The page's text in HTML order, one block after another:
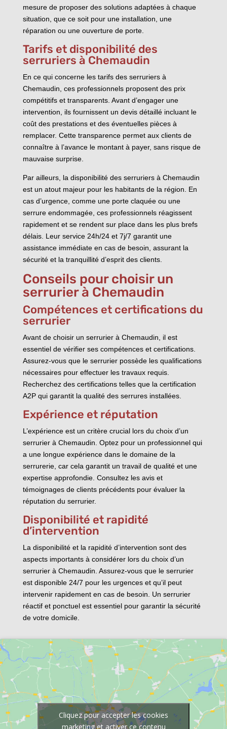
mesure de proposer des solutions adaptées à chaque
situation, que ce soit pour une installation, une
réparation ou une ouverture de porte.
Tarifs et disponibilité des
serruriers à Chemaudin
En ce qui concerne les tarifs des serruriers à
Chemaudin, ces professionnels proposent des prix
compétitifs et transparents. Avant d’engager une
intervention, ils fournissent un devis détaillé incluant le
coût des prestations et des éventuelles pièces à
remplacer. Cette transparence permet aux clients de
connaître à l’avance le montant à payer, sans risque de
mauvaise surprise.
Par ailleurs, la disponibilité des serruriers à Chemaudin
est un atout majeur pour les habitants de la région. En
cas d’urgence, comme une porte claquée ou une
serrure endommagée, ces professionnels réagissent
rapidement et se rendent sur place dans les plus brefs
délais. Leur service 24h/24 et 7j/7 garantit une
assistance immédiate en cas de besoin, assurant la
sécurité et la tranquillité d’esprit des clients.
Conseils pour choisir un
serrurier à Chemaudin
Compétences et certifications du
serrurier
Avant de choisir un serrurier à Chemaudin, il est
essentiel de vérifier ses compétences et certifications.
Assurez-vous que le serrurier possède les qualifications
nécessaires pour effectuer les travaux requis.
Recherchez des certifications telles que la certification
A2P qui garantit la qualité des serrures installées.
Expérience et réputation
L’expérience est un critère crucial lors du choix d’un
serrurier à Chemaudin. Optez pour un professionnel qui
a une longue expérience dans le domaine de la
serrurerie, car cela garantit un travail de qualité et une
expertise approfondie. Consultez les avis et
témoignages de clients précédents pour évaluer la
réputation du serrurier.
Disponibilité et rapidité
d’intervention
La disponibilité et la rapidité d’intervention sont des
aspects importants à considérer lors du choix d’un
serrurier à Chemaudin. Assurez-vous que le serrurier
est disponible 24/7 pour les urgences et qu’il peut
intervenir rapidement en cas de besoin. Un serrurier
réactif et ponctuel est essentiel pour garantir la sécurité
de votre domicile.
Cliquez pour accepter les cookies
marketing et activer ce contenu